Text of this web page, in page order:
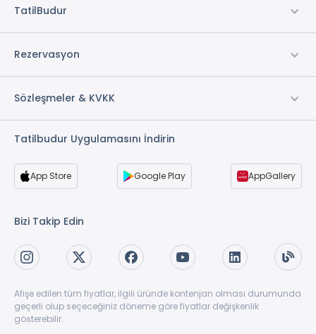
TatilBudur
Rezervasyon
Sözleşmeler & KVKK
Tatilbudur Uygulamasını İndirin
App Store Google Play AppGallery
Bizi Takip Edin
Afişe edilen tüm fiyatlar, ilgili üründe kontenjan olması durumunda
geçerli olup seçeceğiniz döneme göre fiyatlar değişkenlik
gösterebilir.